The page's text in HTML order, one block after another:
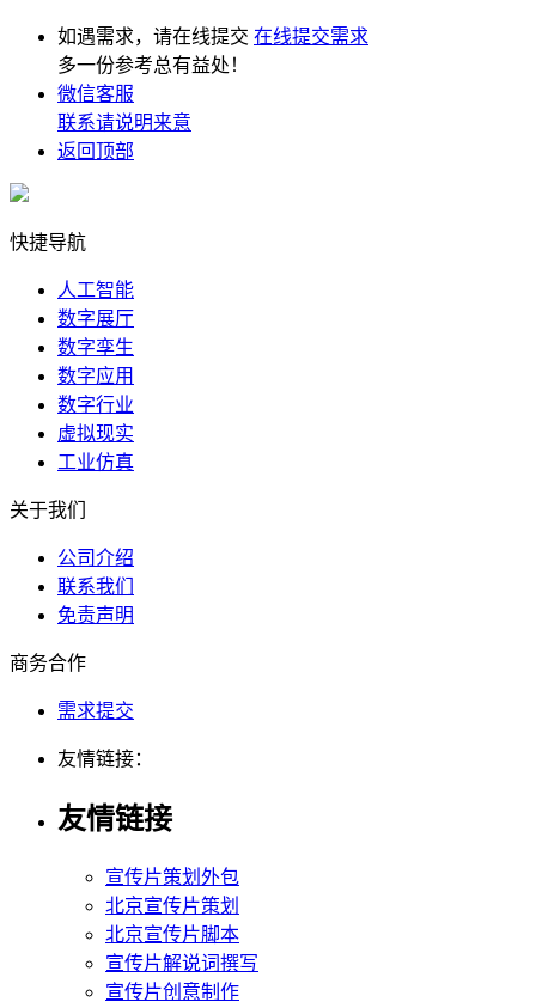
如遇需求，请在线提交 在线提交需求
多一份参考总有益处！
微信客服
联系请说明来意
返回顶部
快捷导航
人工智能
数字展厅
数字孪生
数字应用
数字行业
虚拟现实
工业仿真
关于我们
公司介绍
联系我们
免责声明
商务合作
需求提交
友情链接：
友情链接
宣传片策划外包
北京宣传片策划
北京宣传片脚本
宣传片解说词撰写
宣传片创意制作